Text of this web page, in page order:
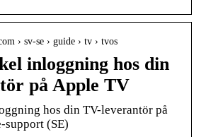
› sv-se › guide › tv › tvos
inloggning hos din
på Apple TV
hos din TV-leverantör på
support (SE)